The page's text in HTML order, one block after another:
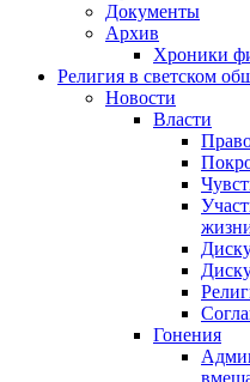
Документы
Архив
Хроники
Религия в светском
Новости
Власти
Гонения